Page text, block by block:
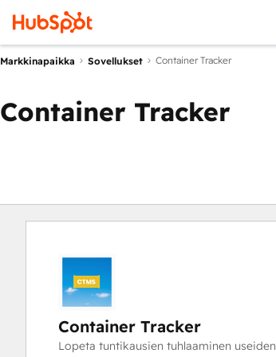
Markkinapaikka Sovellukset Container Tracker
Container Tracker
Container Tracker
Lopeta tuntikausien tuhlaaminen useiden